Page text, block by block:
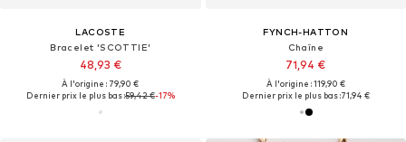
LACOSTE
Bracelet 'SCOTTIE'
48,93 €
À l'origine : 79,90 €
Dernier prix le plus bas :59,42 €-17%
FYNCH-HATTON
Chaîne
71,94 €
À l'origine : 119,90 €
Dernier prix le plus bas :71,94 €